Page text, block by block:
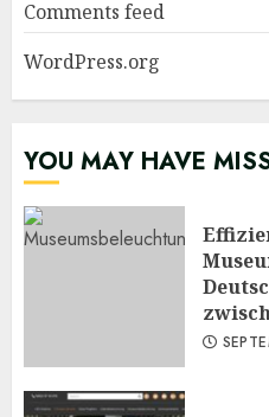
Comments feed
WordPress.org
YOU MAY HAVE